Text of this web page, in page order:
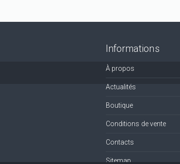
Informations
À propos
Actualités
Boutique
Conditions de vente
Contacts
Sitemap